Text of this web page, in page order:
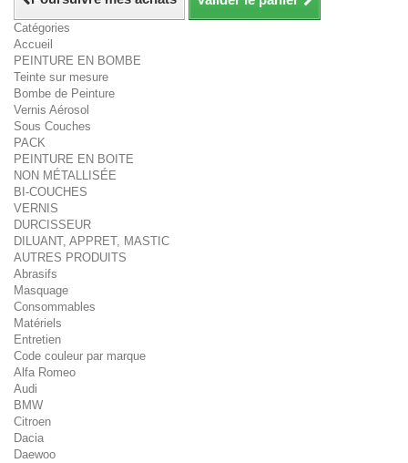
Catégories
Accueil
PEINTURE EN BOMBE
Teinte sur mesure
Bombe de Peinture
Vernis Aérosol
Sous Couches
PACK
PEINTURE EN BOITE
NON MÉTALLISÉE
BI-COUCHES
VERNIS
DURCISSEUR
DILUANT, APPRET, MASTIC
AUTRES PRODUITS
Abrasifs
Masquage
Consommables
Matériels
Entretien
Code couleur par marque
Alfa Romeo
Audi
BMW
Citroen
Dacia
Daewoo